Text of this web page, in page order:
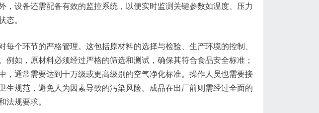
，设备还需配备有效的监控系统，以便实时监测关键参数如温度、压力
态。
每个环节的严格管理。这包括原材料的选择与检验、生产环境的控制、
例如，原材料必须经过严格的筛选和测试，确保其符合食品安全标准；
，通常需要达到十万级或更高级别的空气净化标准。操作人员也需要接
生规范，避免人为因素导致的污染风险。成品在出厂前则需经过全面的
法规要求。